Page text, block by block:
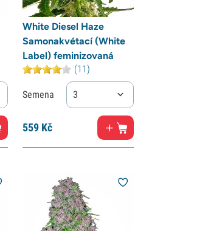
White Diesel Haze
Samonakvétací (White
Label) feminizovaná
(11)
Semena 3
559Kč